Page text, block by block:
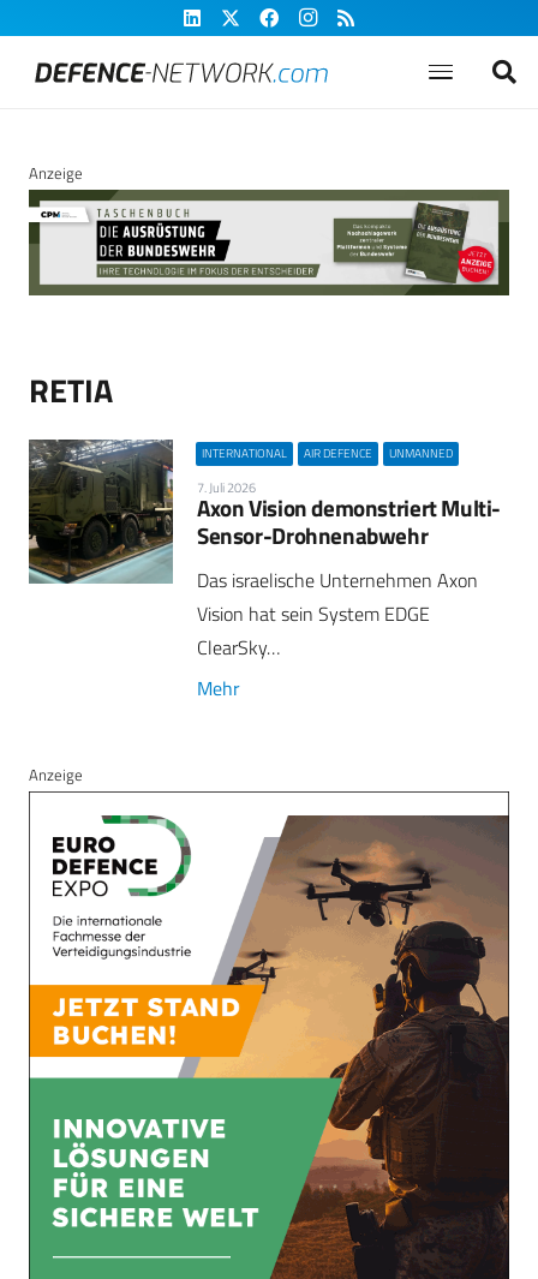
Anzeige
RETIA
INTERNATIONAL AIR DEFENCE UNMANNED
7. Juli 2026
Axon Vision demonstriert Multi-
Sensor-Drohnenabwehr
Das israelische Unternehmen Axon
Vision hat sein System EDGE
ClearSky…
Mehr
Anzeige